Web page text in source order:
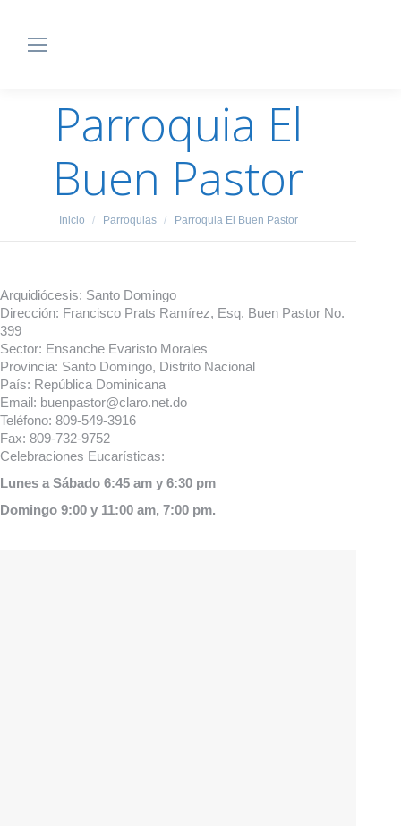
Parroquia El
Buen Pastor
Estás aquí:
Inicio Parroquias Parroquia El Buen Pastor
Arquidiócesis: Santo Domingo
Dirección: Francisco Prats Ramírez, Esq. Buen Pastor No.
399
Sector: Ensanche Evaristo Morales
Provincia: Santo Domingo, Distrito Nacional
País: República Dominicana
Email: buenpastor@claro.net.do
Teléfono: 809-549-3916
Fax: 809-732-9752
Celebraciones Eucarísticas:
Lunes a Sábado 6:45 am y 6:30 pm
Domingo 9:00 y 11:00 am, 7:00 pm.